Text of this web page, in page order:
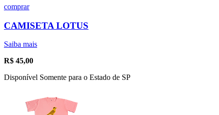
comprar
CAMISETA LOTUS
Saiba mais
R$ 45,00
Disponível Somente para o Estado de SP